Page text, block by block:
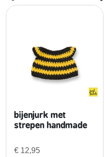
u
bijenjurk met
strepen handmade
€ 12,95